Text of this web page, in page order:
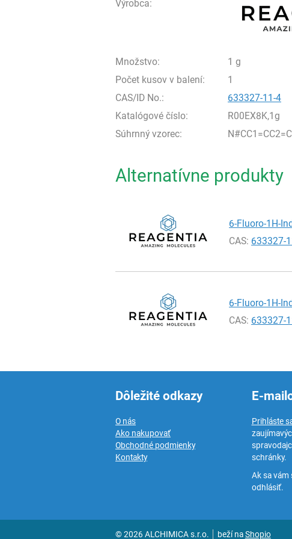
Výrobca:
Množstvo:
1 g
Počet kusov v balení:
1
CAS/ID No.:
633327-11-4
Katalógové číslo:
R00EX8K,1g
Súhrnný vzorec:
Alternatívne produkty
6-Fluoro-1H-
CAS: 633327-
6-Fluoro-1H-
CAS: 633327-
Dôležité odkazy
O nás
Ako nakupovať
Obchodné podmienky
Kontakty
E-
Prihláste
schránky.
Ak sa vám
odhlásiť.
© 2026 ALCHIMICA s.r.o. beží naShopio